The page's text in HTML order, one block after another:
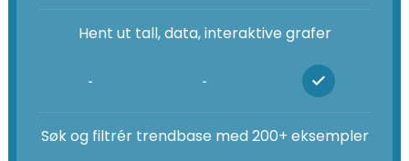
Hent ut tall, data, interaktive grafer
- -
Søk og filtrér trendbase med 200+ eksempler